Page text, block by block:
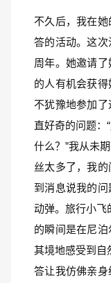
不久后，我在
答的活动。这
周年。她邀请
的人有机会获
不犹豫地参加
直好奇的问题：
什么？”我从未
丝太多了，我
到消息说我的
动弹。旅行小飞
的瞬间是在尼
其境地感受到自
答让我仿佛亲